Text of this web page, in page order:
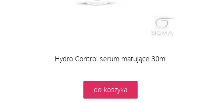
Hydro Control serum matujące 30ml
do koszyka